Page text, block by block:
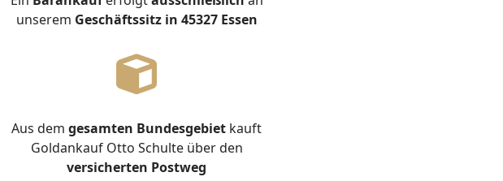
unserem Geschäftssitz in 45327 Essen
Aus dem gesamten Bundesgebiet kauft
Goldankauf Otto Schulte über den
versicherten Postweg